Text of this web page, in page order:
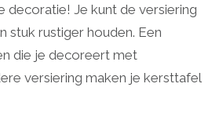
decoratie! Je kunt de versiering
stuk rustiger houden. Een
die je decoreert met
versiering maken je kersttafel